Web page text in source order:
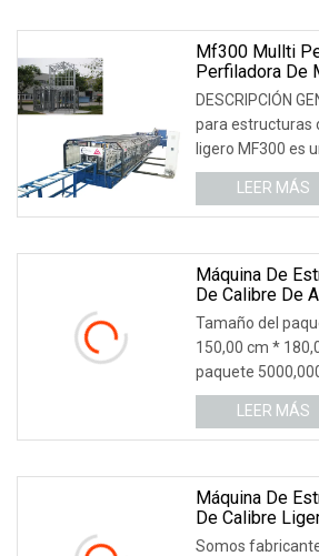
Mf300 Mullti
Perfiladora De
Calibre Ligero
Estructura De
DESCRIPCIÓN
para estructuras
ligero MF300 es
versátil del
LEER MÁS
Máquina De
De Calibre De
Que Forma U
Tamaño del
150,00 cm *
paquete
producto
LEER MÁS
Máquina De
De Calibre
Somos